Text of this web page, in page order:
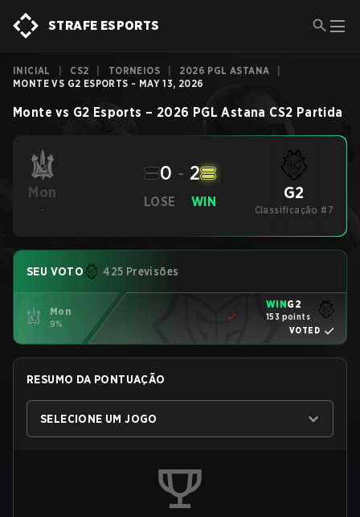
STRAFE ESPORTS
INICIAL CS2 TORNEIOS 2026 PGL ASTANA
MONTE VS G2 ESPORTS - MAY 13, 2026
Monte vs G2 Esports – 2026 PGL Astana CS2 Partida
Mon
-
LOSE
0 - 2
WIN G2
Classificação #7
SEU VOTO 425 Previsões
Mon
9%
WING2
153 points
VOTED
RESUMO DA PONTUAÇÃO
SELECIONE UM JOGO